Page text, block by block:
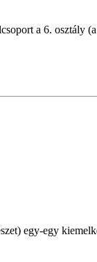
a 6. osztály
egy-egy